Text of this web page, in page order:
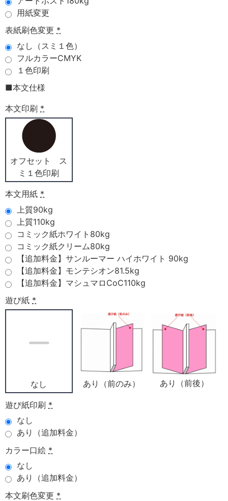
用紙変更
表紙刷色変更 *
なし（スミ１色）
フルカラーCMYK
１色印刷
■本文仕様
本文印刷 *
オフセット ス
ミ１色印刷
本文用紙 *
上質90kg
上質110kg
コミック紙ホワイト80kg
コミック紙クリーム80kg
【追加料金】サンルーマー ハイホワイト 90kg
【追加料金】モンテシオン81.5kg
【追加料金】マシュマロCoC110kg
遊び紙 *
なし あり（前のみ） あり（前後）
遊び紙印刷 *
なし
あり（追加料金）
カラー口絵 *
なし
あり（追加料金）
本文刷色変更 *